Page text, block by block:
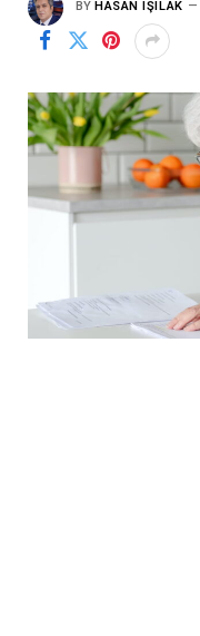
BY HASAN IŞILAK